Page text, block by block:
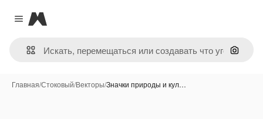
Close menu
Magnific
Поиск
Главная/Стоковый/Векторы/Значки природы и кул…